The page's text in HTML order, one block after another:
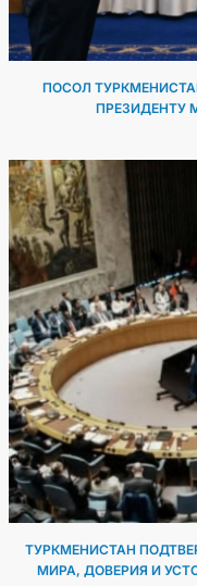
ПОСОЛ
ПРЕЗИДЕНТУ
ТУРКМЕНИСТАН
МИРА, ДОВЕРИЯ И